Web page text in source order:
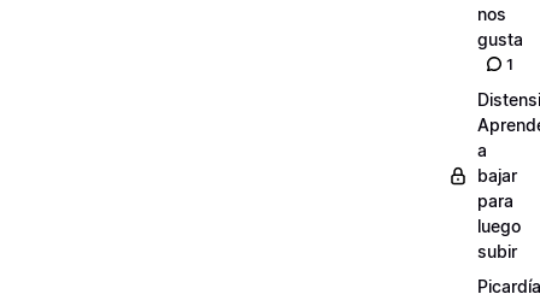
nos
gusta
1
a
bajar
para
luego
subir
Picardía